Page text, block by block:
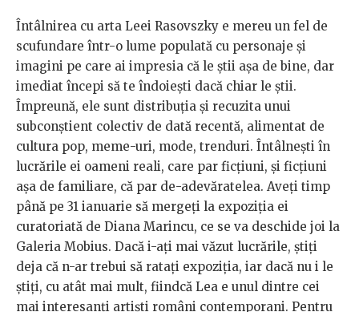
Întâlnirea cu arta Leei Rasovszky e mereu un fel de
scufundare într-o lume populată cu personaje și
imagini pe care ai impresia că le știi așa de bine, dar
imediat începi să te îndoiești dacă chiar le știi.
Împreună, ele sunt distribuția și recuzita unui
subconștient colectiv de dată recentă, alimentat de
cultura pop, meme-uri, mode, trenduri. Întâlnești în
lucrările ei oameni reali, care par ficțiuni, și ficțiuni
așa de familiare, că par de-adevăratelea. Aveți timp
până pe 31 ianuarie să mergeți la expoziția ei
curatoriată de Diana Marincu, ce se va deschide joi la
Galeria Mobius. Dacă i-ați mai văzut lucrările, știți
deja că n-ar trebui să ratați expoziția, iar dacă nu i le
știți, cu atât mai mult, fiindcă Lea e unul dintre cei
mai interesanți artiști români contemporani. Pentru